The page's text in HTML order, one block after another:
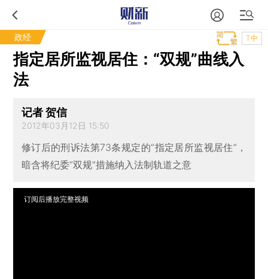
政经 T中
指定居所监视居住：“双规”曲线入
法
记者 贺信
2012年03月12日 15:50
修订后的刑诉法第73条规定的“指定居所监视居住”，
暗含将纪委“双规”措施纳入法制轨道之意
订阅后播放完整视频